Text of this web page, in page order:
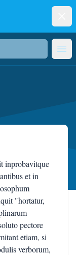
inprobavitque
et in
"hortatur,
pectore
etiam, si
verborum,